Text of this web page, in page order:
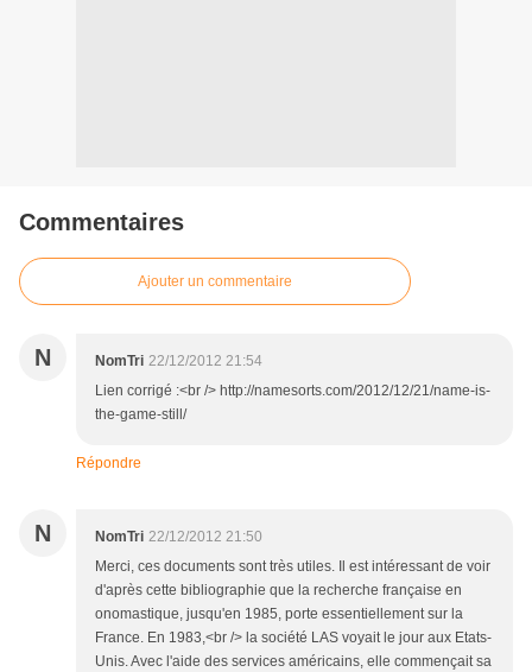
Commentaires
Ajouter un commentaire
N NomTri 22/12/2012 21:54
Lien corrigé :<br /> http://namesorts.com/2012/12/21/name-is-
the-game-still/
Répondre
N NomTri 22/12/2012 21:50
Merci, ces documents sont très utiles. Il est intéressant de voir
d'après cette bibliographie que la recherche française en
onomastique, jusqu'en 1985, porte essentiellement sur la
France. En 1983,<br /> la société LAS voyait le jour aux Etats-
Unis. Avec l'aide des services américains, elle commençait sa